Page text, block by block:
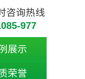
咨询热线
977
展示
荣誉